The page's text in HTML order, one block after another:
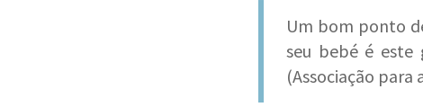
Um bom ponto
seu bebé é este
(Associação